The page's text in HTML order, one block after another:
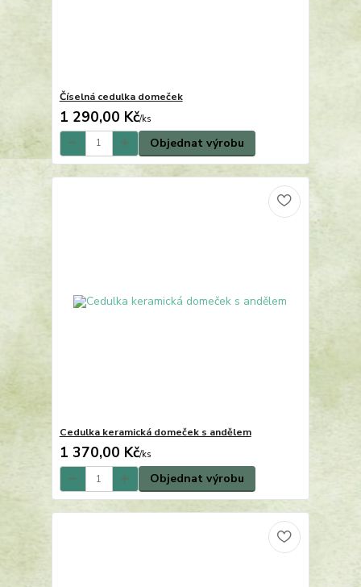
Číselná cedulka domeček
1 290,00 Kč/ks
Objednat výrobu
Cedulka keramická domeček s andělem
1 370,00 Kč/ks
Objednat výrobu